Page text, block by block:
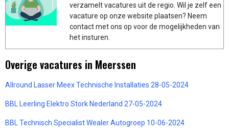
verzamelt vacatures uit de regio. Wil je zelf een
vacature op onze website plaatsen? Neem
contact met ons op voor de mogelijkheden van
het insturen.
Overige vacatures in Meerssen
Allround Lasser Meex Technische Installaties 28-05-2024
BBL Leerling Elektro Stork Nederland 27-05-2024
BBL Technisch Specialist Wealer Autogroep 10-06-2024